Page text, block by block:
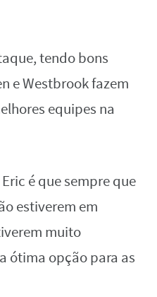
tendo bons
e Westbrook fazem
equipes na
é que sempre que
estiverem em
muito
ótima opção para as